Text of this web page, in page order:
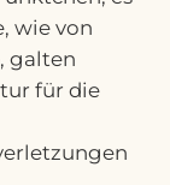
wie von
galten
für die